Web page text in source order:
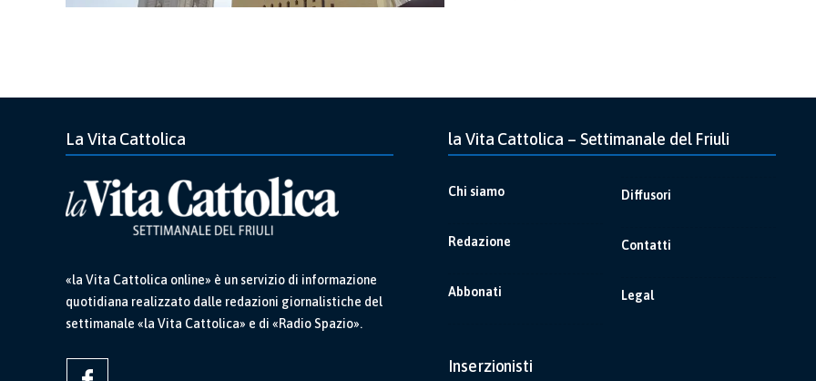
La Vita Cattolica
«la Vita Cattolica online» è un servizio di informazione
quotidiana realizzato dalle redazioni giornalistiche del
settimanale «la Vita Cattolica» e di «Radio Spazio».
la Vita Cattolica – Settimanale del Friuli
Chi siamo
Redazione
Abbonati
Diffusori
Contatti
Legal
Inserzionisti